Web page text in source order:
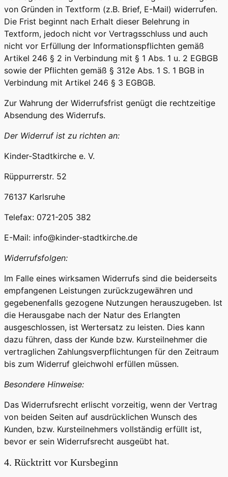
von Gründen in Textform (z.B. Brief, E-Mail) widerrufen.
Die Frist beginnt nach Erhalt dieser Belehrung in
Textform, jedoch nicht vor Vertragsschluss und auch
nicht vor Erfüllung der Informationspflichten gemäß
Artikel 246 § 2 in Verbindung mit § 1 Abs. 1 u. 2 EGBGB
sowie der Pflichten gemäß § 312e Abs. 1 S. 1 BGB in
Verbindung mit Artikel 246 § 3 EGBGB.
Zur Wahrung der Widerrufsfrist genügt die rechtzeitige
Absendung des Widerrufs.
Der Widerruf ist zu richten an:
Kinder-Stadtkirche e. V.
Rüppurrerstr. 52
76137 Karlsruhe
Telefax: 0721-205 382
E-Mail: info@kinder-stadtkirche.de
Widerrufsfolgen:
Im Falle eines wirksamen Widerrufs sind die beiderseits
empfangenen Leistungen zurückzugewähren und
gegebenenfalls gezogene Nutzungen herauszugeben. Ist
die Herausgabe nach der Natur des Erlangten
ausgeschlossen, ist Wertersatz zu leisten. Dies kann
dazu führen, dass der Kunde bzw. Kursteilnehmer die
vertraglichen Zahlungsverpflichtungen für den Zeitraum
bis zum Widerruf gleichwohl erfüllen müssen.
Besondere Hinweise:
Das Widerrufsrecht erlischt vorzeitig, wenn der Vertrag
von beiden Seiten auf ausdrücklichen Wunsch des
Kunden, bzw. Kursteilnehmers vollständig erfüllt ist,
bevor er sein Widerrufsrecht ausgeübt hat.
4. Rücktritt vor Kursbeginn